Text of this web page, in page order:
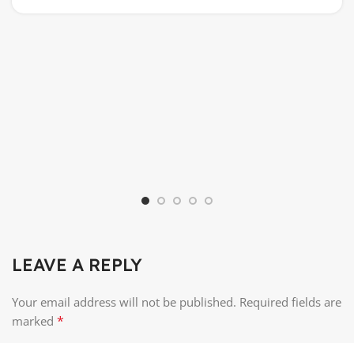
LEAVE A REPLY
Your email address will not be published. Required fields are
marked *